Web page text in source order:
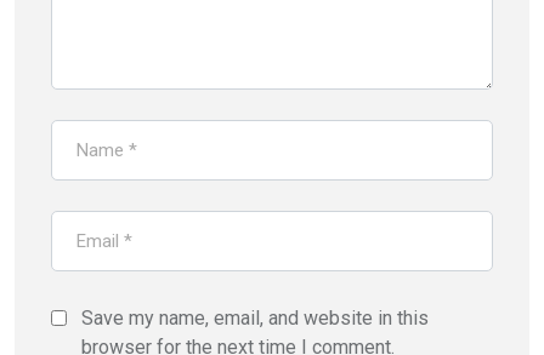
Save my name, email, and website in this
browser for the next time I comment.